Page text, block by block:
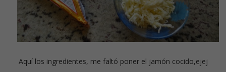
Aquí los ingredientes, me faltó poner el jamón cocido,ejej